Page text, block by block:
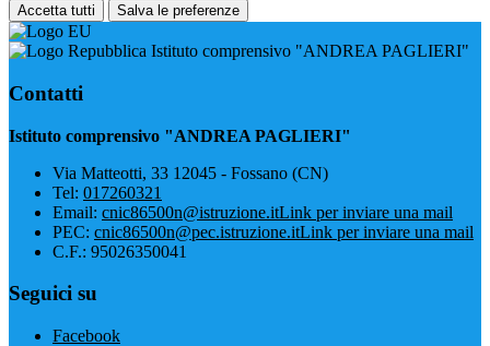
Accetta tutti Salva le preferenze
Istituto comprensivo "ANDREA PAGLIERI"
Contatti
Istituto comprensivo "ANDREA PAGLIERI"
Via Matteotti, 33 12045 - Fossano (CN)
Tel: 017260321
Email: cnic86500n@istruzione.itLink per inviare una mail
PEC: cnic86500n@pec.istruzione.itLink per inviare una mail
C.F.: 95026350041
Seguici su
Facebook